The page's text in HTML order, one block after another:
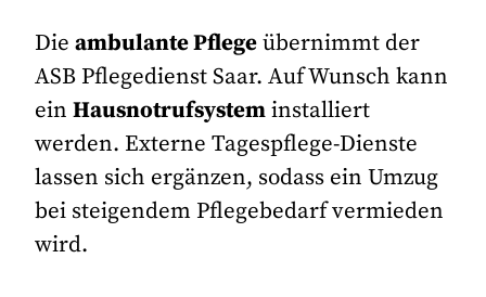
Dieambulante Pflegeübernimmt der
ASB Pflegedienst Saar. Auf Wunsch kann
einHausnotrufsysteminstalliert
werden. Externe Tagespflege-Dienste
lassen sich ergänzen, sodass ein Umzug
bei steigendem Pflegebedarf vermieden
wird.